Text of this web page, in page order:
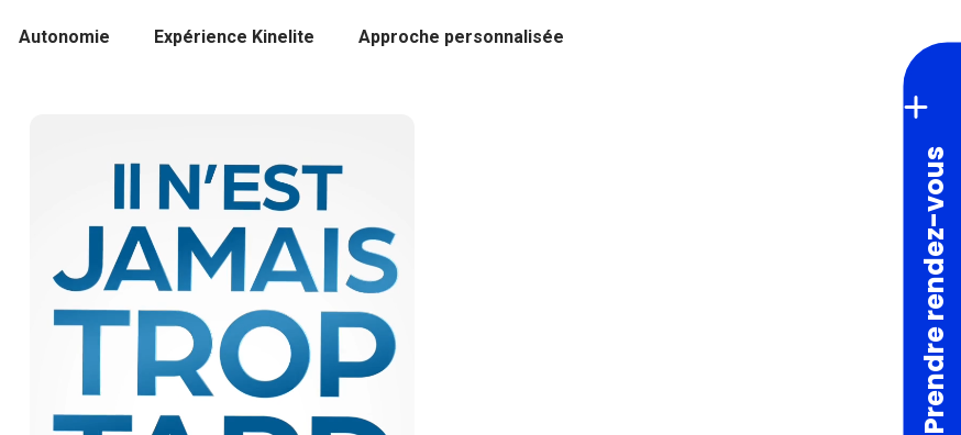
Prendre rendez-vous
Autonomie Expérience Kinelite Approche personnalisée